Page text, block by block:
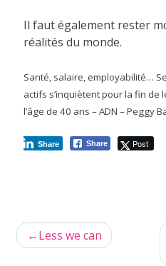
Il faut également rester
réalités du monde.
Santé, salaire, employabilité…
actifs s’inquiètent pour la fin
l’âge de 40 ans – ADN – Peggy
Share Post
Share
Navigation
de
Less we can